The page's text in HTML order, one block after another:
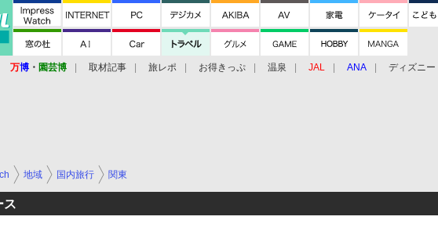
万博 ・ 園芸博 取材記事 旅レポ お得きっぷ 温泉 JAL ANA ディズニー
地域 国内旅行 関東
ス